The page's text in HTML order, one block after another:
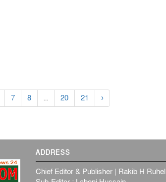
7 8 ... 20 21 ›
ADDRESS
Chief Editor & Publisher | Rakib H Ruhel